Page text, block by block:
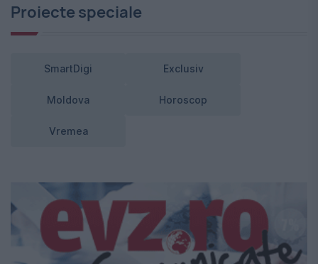
Proiecte speciale
SmartDigi Exclusiv
Moldova Horoscop
Vremea